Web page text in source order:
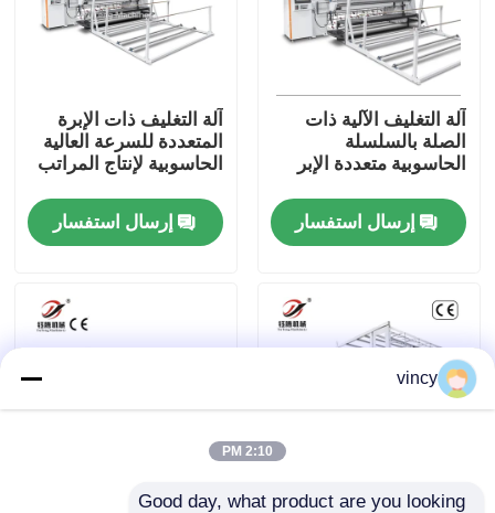
فيديوهات
معلومات عنا
جولة في المعمل
رقابة جودة
اطلب اقتباس
آلة خياطة اللحف متعددة الإبر المحوسبة
آلة التغليف الآلية ذات
الصلة بالسلسلة
الحاسوبية متعددة الإبر
إرسال استفسار
آلة التغليف ذات الإبرة
المتعددة للسرعة العالية
الحاسوبية لإنتاج المراتب
إرسال استفسار
آلة التغليف متعددة الإبر الصناعة فرشاة لوحة
vincy
2:10 PM
Good day, what product are you looking